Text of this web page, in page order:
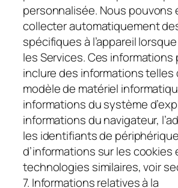
personnalisée. Nous pouvons
collecter automatiquement
spécifiques à l’appareil
les Services. Ces
inclure des informations telles
modèle de matériel
informations du système
informations du navigateur,
les identifiants de
d’informations sur les cookies
technologies similaires, voir
7. Informations relatives à la